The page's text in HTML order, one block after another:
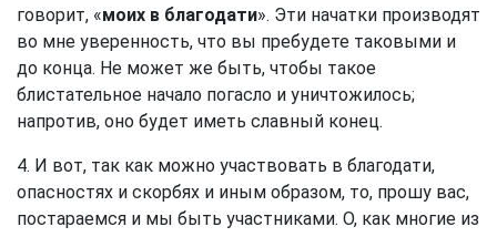
говорит, «моих в благодати». Эти начатки производят
во мне уверенность, что вы пребудете таковыми и
до конца. Не может же быть, чтобы такое
блистательное начало погасло и уничтожилось;
напротив, оно будет иметь славный конец.
4. И вот, так как можно участвовать в благодати,
опасностях и скорбях и иным образом, то, прошу вас,
постараемся и мы быть участниками. О, как многие из